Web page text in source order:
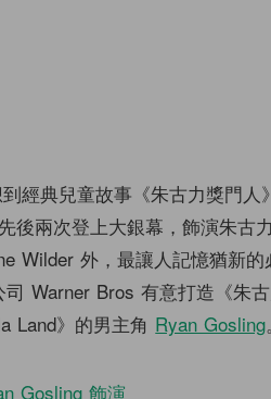
經典兒童故事《朱古力獎門人
後兩次登上大銀幕，飾演朱古
Wilder 外，最讓人記憶猶新的
Warner Bros 有意打造《朱古
Land》的男主角 Ryan Gosling。